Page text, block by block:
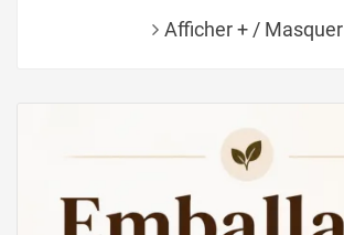
Afficher + / Masquer